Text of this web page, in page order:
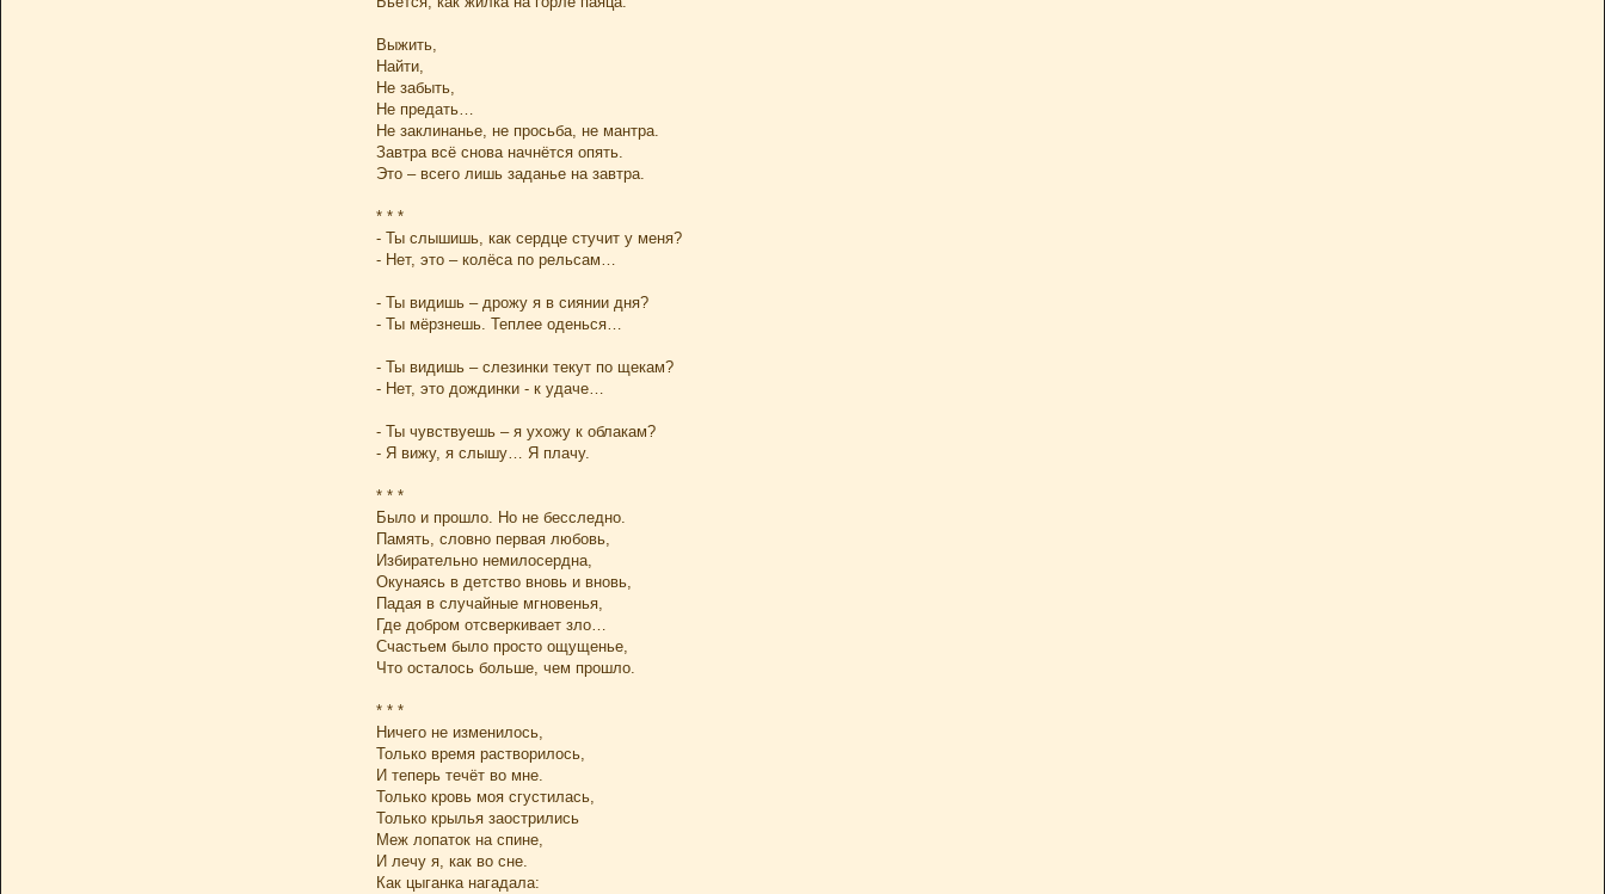
Выжить,
Найти,
Не забыть,
Не предать…
Не заклинанье, не просьба, не мантра.
Завтра всё снова начнётся опять.
Это – всего лишь заданье на завтра.
* * *
- Ты слышишь, как сердце стучит у меня?
- Нет, это – колёса по рельсам…
- Ты видишь – дрожу я в сиянии дня?
- Ты мёрзнешь. Теплее оденься…
- Ты видишь – слезинки текут по щекам?
- Нет, это дождинки - к удаче…
- Ты чувствуешь – я ухожу к облакам?
- Я вижу, я слышу… Я плачу.
* * *
Было и прошло. Но не бесследно.
Память, словно первая любовь,
Избирательно немилосердна,
Окунаясь в детство вновь и вновь,
Падая в случайные мгновенья,
Где добром отсверкивает зло…
Счастьем было просто ощущенье,
Что осталось больше, чем прошло.
* * *
Ничего не изменилось,
Только время растворилось,
И теперь течёт во мне.
Только кровь моя сгустилась,
Только крылья заострились
Меж лопаток на спине,
И лечу я, как во сне.
Как цыганка нагадала: